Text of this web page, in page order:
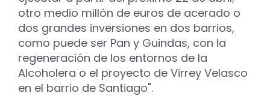
otro medio millón de euros de acerado o
dos grandes inversiones en dos barrios,
como puede ser Pan y Guindas, con la
regeneración de los entornos de la
Alcoholera o el proyecto de Virrey Velasco
en el barrio de Santiago".